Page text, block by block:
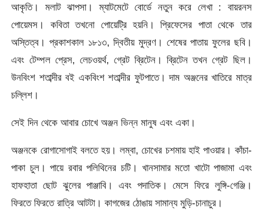
আকৃতি। মলাট ঝাপসা। ম্যাটমেটে বোর্ডে নতুন করে লেখা : বায়রনস
পোয়েমস। কবিতা তখনো পোয়েট্রি হয়নি। প্রিফেসের পাতা থেকে তার
অস্তিত্ব। প্রকাশকাল ১৮১৩, দ্বিতীয় মুদ্রণ। শেষের পাতায় ফুলের ছবি।
এবং টেম্পল প্রেস, লেচওয়র্থ, গ্রেট ব্রিটেন। ব্রিটেন তখন গ্রেট ছিল।
উনবিংশ শতাব্দীর বই একবিংশ শতাব্দীর ফুটপাতে। দাম অঞ্জনের খাতিরে মাত্র
চল্লিশ।
সেই দিন থেকে আবার চোখে অঞ্জন ভিন্ন মানুষ এবং একা।
অঞ্জনকে রোগাসোগাই বলতে হয়। লম্বা, চোখের চশমায় হাই পাওয়ার। কাঁচা-
পাকা চুল। পায়ে রবার পলিথিনের চটি। খানসামার মতো খাটো পাজামা এবং
হাফহাতা ছোট ঝুলের পাঞ্জাবি। এবং পদাতিক। মেসে ফিরে লুঙ্গি-গেঞ্জি।
ফিরতে ফিরতে রাত্রি আটটা। কাগজের ঠোঙায় সামান্য মুড়ি-চানাচুর।